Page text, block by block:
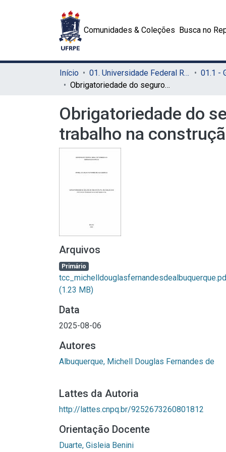
Comunidades & Coleções Busca no
Início 01. Universidade Federal Rural de Pernambuco - UFRPE (Sede)
01.1 -
Obrigatoriedade do seguro de vida em grupo: uma análise dos efeitos no trabalho na construção civil
Obrigatoriedade do
trabalho na
Arquivos
Primário
(1.23 MB)
Data
2025-08-06
Autores
Albuquerque, Michell Douglas Fernandes de
Lattes da Autoria
http://lattes.cnpq.br/9252673260801812
Orientação Docente
Duarte, Gisleia Benini